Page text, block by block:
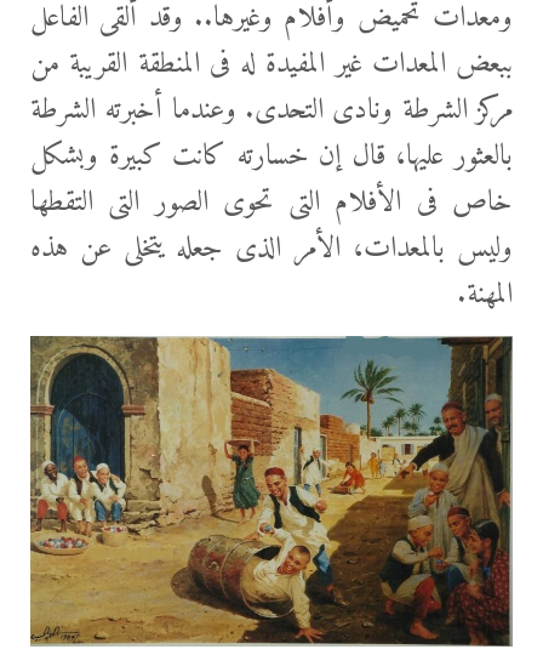
ومعدات تحميض وأفلام وغيرها.. وقد ألقى الفاعل
ببعض المعدات غير المفيدة له فى المنطقة القريبة من
مركز الشرطة ونادى التحدى. وعندما أخبرته الشرطة
بالعثور عليها، قال إن خسارته كانت كبيرة وبشكل
خاص فى الأفلام التى تحوى الصور التى التقطها
وليس بالمعدات، الأمر الذى جعله يتخلى عن هذه
المهنة.